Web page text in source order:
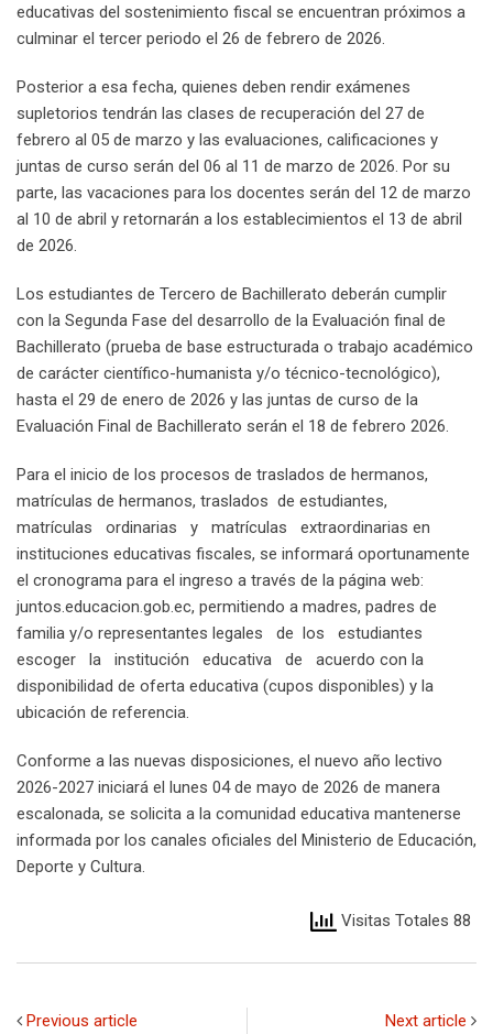
educativas del sostenimiento fiscal se encuentran próximos a
culminar el tercer periodo el 26 de febrero de 2026.
Posterior a esa fecha, quienes deben rendir exámenes
supletorios tendrán las clases de recuperación del 27 de
febrero al 05 de marzo y las evaluaciones, calificaciones y
juntas de curso serán del 06 al 11 de marzo de 2026. Por su
parte, las vacaciones para los docentes serán del 12 de marzo
al 10 de abril y retornarán a los establecimientos el 13 de abril
de 2026.
Los estudiantes de Tercero de Bachillerato deberán cumplir
con la Segunda Fase del desarrollo de la Evaluación final de
Bachillerato (prueba de base estructurada o trabajo académico
de carácter científico-humanista y/o técnico-tecnológico),
hasta el 29 de enero de 2026 y las juntas de curso de la
Evaluación Final de Bachillerato serán el 18 de febrero 2026.
Para el inicio de los procesos de traslados de hermanos,
matrículas de hermanos, traslados de estudiantes,
matrículas ordinarias y matrículas extraordinarias en
instituciones educativas fiscales, se informará oportunamente
el cronograma para el ingreso a través de la página web:
juntos.educacion.gob.ec, permitiendo a madres, padres de
familia y/o representantes legales de los estudiantes
escoger la institución educativa de acuerdo con la
disponibilidad de oferta educativa (cupos disponibles) y la
ubicación de referencia.
Conforme a las nuevas disposiciones, el nuevo año lectivo
2026-2027 iniciará el lunes 04 de mayo de 2026 de manera
escalonada, se solicita a la comunidad educativa mantenerse
informada por los canales oficiales del Ministerio de Educación,
Deporte y Cultura.
Visitas Totales 88
Previous article Next article